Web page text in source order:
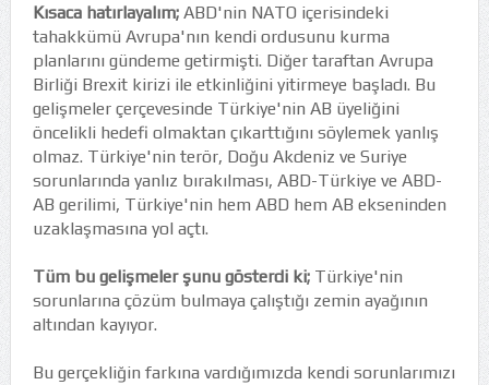
Kısaca hatırlayalım;ABD'nin NATO içerisindeki
tahakkümü Avrupa'nın kendi ordusunu kurma
planlarını gündeme getirmişti. Diğer taraftan Avrupa
Birliği Brexit kirizi ile etkinliğini yitirmeye başladı. Bu
gelişmeler çerçevesinde Türkiye'nin AB üyeliğini
öncelikli hedefi olmaktan çıkarttığını söylemek yanlış
olmaz. Türkiye'nin terör, Doğu Akdeniz ve Suriye
sorunlarında yanlız bırakılması, ABD-Türkiye ve ABD-
AB gerilimi, Türkiye'nin hem ABD hem AB ekseninden
uzaklaşmasına yol açtı.
Tüm bu gelişmeler şunu gösterdi ki;Türkiye'nin
sorunlarına çözüm bulmaya çalıştığı zemin ayağının
altından kayıyor.
Bu gerçekliğin farkına vardığımızda kendi sorunlarımızı